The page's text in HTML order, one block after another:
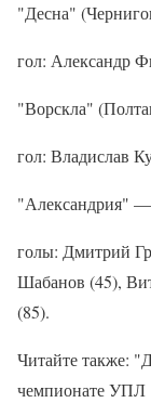
"Десна"
гол: Александр
"Ворскла"
гол: Владислав
"Александрия"
голы: Дмитрий
Шабанов (45),
(85).
Читайте также:
чемпионате УПЛ